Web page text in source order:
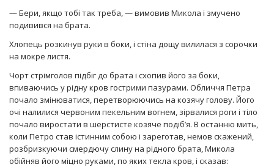
— Бери, якщо тобі так треба, — вимовив Микола і змучено
подивився на брата.
Хлопець розкинув руки в боки, і стіна дощу вилилася з сорочки
на мокре листя.
Чорт стрімголов підбіг до брата і схопив його за боки,
впиваючись у рідну кров гострими пазурами. Обличчя Петра
почало змінюватися, перетворюючись на козячу голову. Його
очі налилися червоним пекельним вогнем, зірвалися роги і тіло
почало виростати в шерстисте козяче подіб’я. В останню мить,
коли Петро став істинним собою і зареготав, немов скажений,
розбризкуючи смердючу слину на рідного брата, Микола
обійняв його міцно руками, по яких текла кров, і сказав: